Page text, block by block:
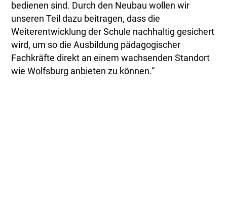
bedienen sind. Durch den Neubau wollen wir
unseren Teil dazu beitragen, dass die
Weiterentwicklung der Schule nachhaltig gesichert
wird, um so die Ausbildung pädagogischer
Fachkräfte direkt an einem wachsenden Standort
wie Wolfsburg anbieten zu können.“